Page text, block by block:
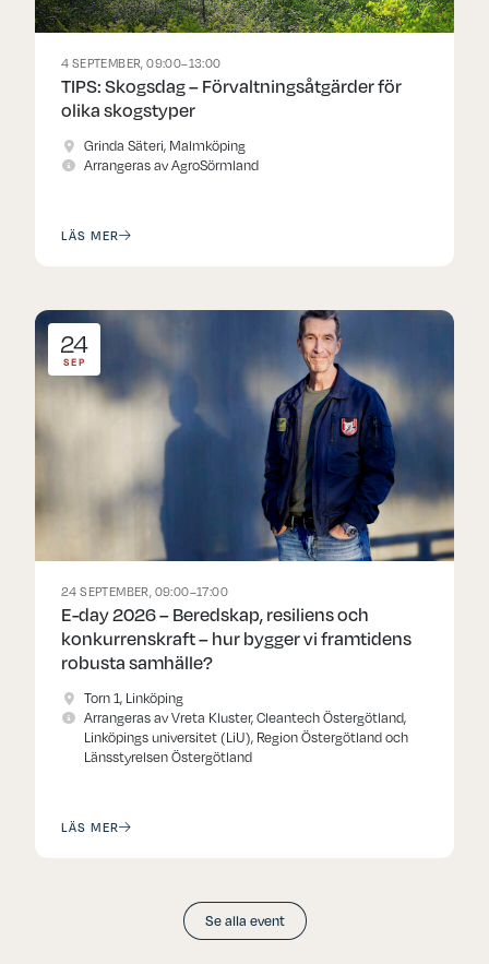
4 SEPTEMBER, 09:00–13:00
TIPS: Skogsdag – Förvaltningsåtgärder för
olika skogstyper
Grinda Säteri, Malmköping
Arrangeras av AgroSörmland
LÄS MER
24
SEP
24 SEPTEMBER, 09:00–17:00
E-day 2026 – Beredskap, resiliens och
konkurrenskraft – hur bygger vi framtidens
robusta samhälle?
Torn 1, Linköping
Arrangeras av Vreta Kluster, Cleantech Östergötland,
Linköpings universitet (LiU), Region Östergötland och
Länsstyrelsen Östergötland
LÄS MER
Se alla event